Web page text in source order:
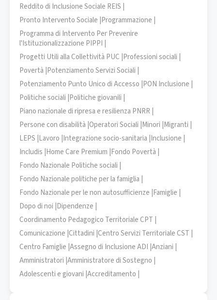
Reddito di Inclusione Sociale REIS |
Pronto Intervento Sociale |Programmazione |
Programma di Intervento Per Prevenire
l'Istituzionalizzazione PIPPI |
Progetti Utili alla Collettività PUC |Professioni sociali |
Povertà |Potenziamento Servizi Sociali |
Potenziamento Punto Unico di Accesso |PON Inclusione |
Politiche sociali |Politiche giovanili |
Piano nazionale di ripresa e resilienza PNRR |
Persone con disabilità |Operatori Sociali |Minori |Migranti |
LEPS |Lavoro |Integrazione socio-sanitaria |Inclusione |
Includis |Home Care Premium |Fondo Povertà |
Fondo Nazionale Politiche sociali |
Fondo Nazionale politiche per la famiglia |
Fondo Nazionale per le non autosufficienze |Famiglie |
Dopo di noi |Dipendenze |
Coordinamento Pedagogico Territoriale CPT |
Comunicazione |Cittadini |Centro Servizi Territoriale CST |
Centro Famiglie |Assegno di Inclusione ADI |Anziani |
Amministratori |Amministratore di Sostegno |
Adolescenti e giovani |Accreditamento |